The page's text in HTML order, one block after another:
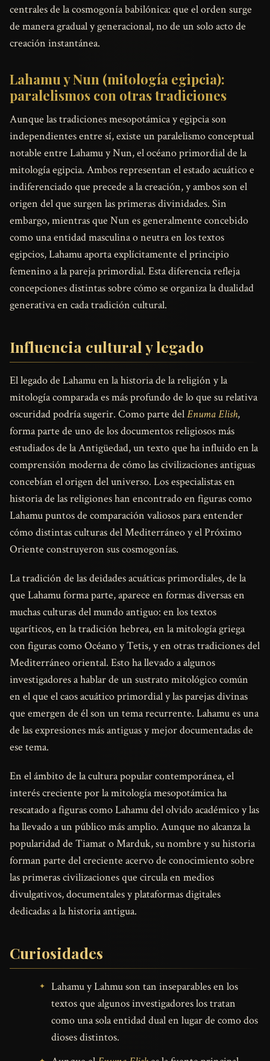
centrales de la cosmogonía babilónica: que el orden surge
de manera gradual y generacional, no de un solo acto de
creación instantánea.
Lahamu y Nun (mitología egipcia):
paralelismos con otras tradiciones
Aunque las tradiciones mesopotámica y egipcia son
independientes entre sí, existe un paralelismo conceptual
notable entre Lahamu y Nun, el océano primordial de la
mitología egipcia. Ambos representan el estado acuático e
indiferenciado que precede a la creación, y ambos son el
origen del que surgen las primeras divinidades. Sin
embargo, mientras que Nun es generalmente concebido
como una entidad masculina o neutra en los textos
egipcios, Lahamu aporta explícitamente el principio
femenino a la pareja primordial. Esta diferencia refleja
concepciones distintas sobre cómo se organiza la dualidad
generativa en cada tradición cultural.
Influencia cultural y legado
El legado de Lahamu en la historia de la religión y la
mitología comparada es más profundo de lo que su relativa
oscuridad podría sugerir. Como parte delEnuma Elish,
forma parte de uno de los documentos religiosos más
estudiados de la Antigüedad, un texto que ha influido en la
comprensión moderna de cómo las civilizaciones antiguas
concebían el origen del universo. Los especialistas en
historia de las religiones han encontrado en figuras como
Lahamu puntos de comparación valiosos para entender
cómo distintas culturas del Mediterráneo y el Próximo
Oriente construyeron sus cosmogonías.
La tradición de las deidades acuáticas primordiales, de la
que Lahamu forma parte, aparece en formas diversas en
muchas culturas del mundo antiguo: en los textos
ugaríticos, en la tradición hebrea, en la mitología griega
con figuras como Océano y Tetis, y en otras tradiciones del
Mediterráneo oriental. Esto ha llevado a algunos
investigadores a hablar de un sustrato mitológico común
en el que el caos acuático primordial y las parejas divinas
que emergen de él son un tema recurrente. Lahamu es una
de las expresiones más antiguas y mejor documentadas de
ese tema.
En el ámbito de la cultura popular contemporánea, el
interés creciente por la mitología mesopotámica ha
rescatado a figuras como Lahamu del olvido académico y las
ha llevado a un público más amplio. Aunque no alcanza la
popularidad de Tiamat o Marduk, su nombre y su historia
forman parte del creciente acervo de conocimiento sobre
las primeras civilizaciones que circula en medios
divulgativos, documentales y plataformas digitales
dedicadas a la historia antigua.
Curiosidades
Lahamu y Lahmu son tan inseparables en los
textos que algunos investigadores los tratan
como una sola entidad dual en lugar de como dos
dioses distintos.